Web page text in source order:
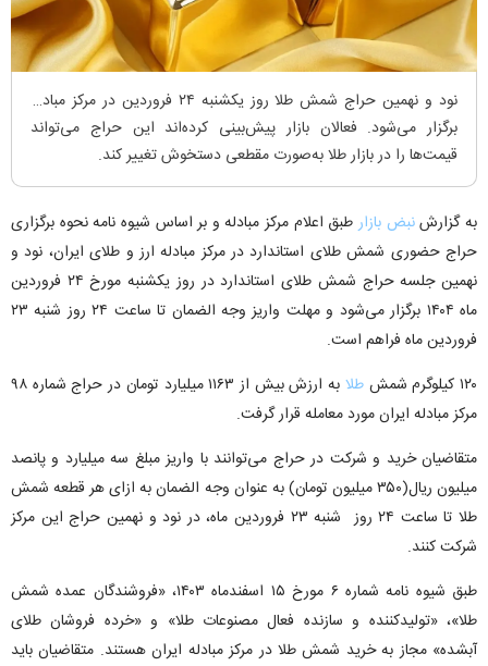
نود و نهمین حراج شمش طلا روز یکشنبه ۲۴ فروردین در مرکز مبادله
برگزار می‌شود. فعالان بازار پیش‌بینی کرده‌اند این حراج می‌تواند
قیمت‌ها را در بازار طلا به‌صورت مقطعی دستخوش تغییر کند.
به گزارشنبض بازارطبق اعلام مرکز مبادله و بر اساس شیوه ‌نامه نحوه برگزاری
حراج حضوری شمش طلای استاندارد در مرکز مبادله ارز و طلای ایران، نود و
نهمین جلسه حراج شمش طلای استاندارد در روز یکشنبه مورخ ۲۴ فروردین
ماه ۱۴۰۴ برگزار می‌شود و مهلت واریز وجه الضمان تا ساعت ۲۴ روز شنبه ۲۳
فروردین ماه فراهم است.
۱۲۰ کیلوگرم شمش
طلا
به ارزش بیش از ۱۱۶۳ میلیارد تومان در حراج شماره ۹۸
مرکز مبادله ایران مورد معامله قرار گرفت.
متقاضیان خرید و شرکت در حراج می‌توانند با واریز مبلغ سه میلیارد و پانصد
میلیون ریال(۳۵۰ میلیون تومان) به عنوان وجه الضمان به ازای هر قطعه شمش
طلا تا ساعت ۲۴ روز شنبه ۲۳ فروردین ماه، در نود و نهمین حراج این مرکز
شرکت کنند.
طبق شیوه نامه شماره ۶ مورخ ۱۵ اسفندماه ۱۴۰۳، «فروشندگان عمده شمش
طلا»، «تولیدکننده و سازنده فعال مصنوعات طلا» و «خرده فروشان طلای
آبشده» مجاز به خرید شمش طلا در مرکز مبادله ایران هستند. متقاضیان باید